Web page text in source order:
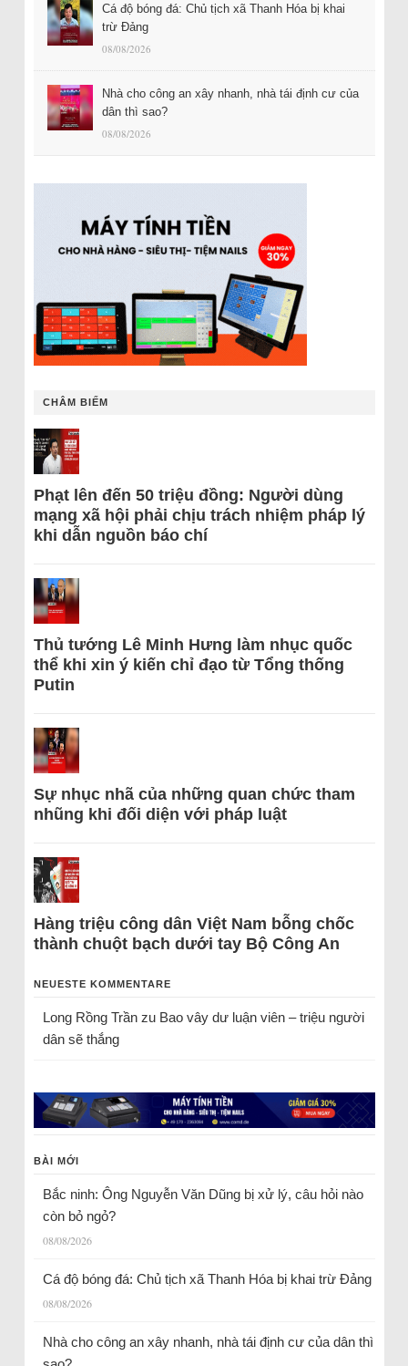
Cá độ bóng đá: Chủ tịch xã Thanh Hóa bị khai
trừ Đảng
08/08/2026
Nhà cho công an xây nhanh, nhà tái định cư của
dân thì sao?
08/08/2026
CHÂM BIẾM
Phạt lên đến 50 triệu đồng: Người dùng
mạng xã hội phải chịu trách nhiệm pháp lý
khi dẫn nguồn báo chí
Thủ tướng Lê Minh Hưng làm nhục quốc
thể khi xin ý kiến chỉ đạo từ Tổng thống
Putin
Sự nhục nhã của những quan chức tham
nhũng khi đối diện với pháp luật
Hàng triệu công dân Việt Nam bỗng chốc
thành chuột bạch dưới tay Bộ Công An
NEUESTE KOMMENTARE
Long Rồng Trầnzu Bao vây dư luận viên – triệu người
dân sẽ thắng
BÀI MỚI
Bắc ninh: Ông Nguyễn Văn Dũng bị xử lý, câu hỏi nào
còn bỏ ngỏ?
08/08/2026
Cá độ bóng đá: Chủ tịch xã Thanh Hóa bị khai trừ Đảng
08/08/2026
Nhà cho công an xây nhanh, nhà tái định cư của dân thì